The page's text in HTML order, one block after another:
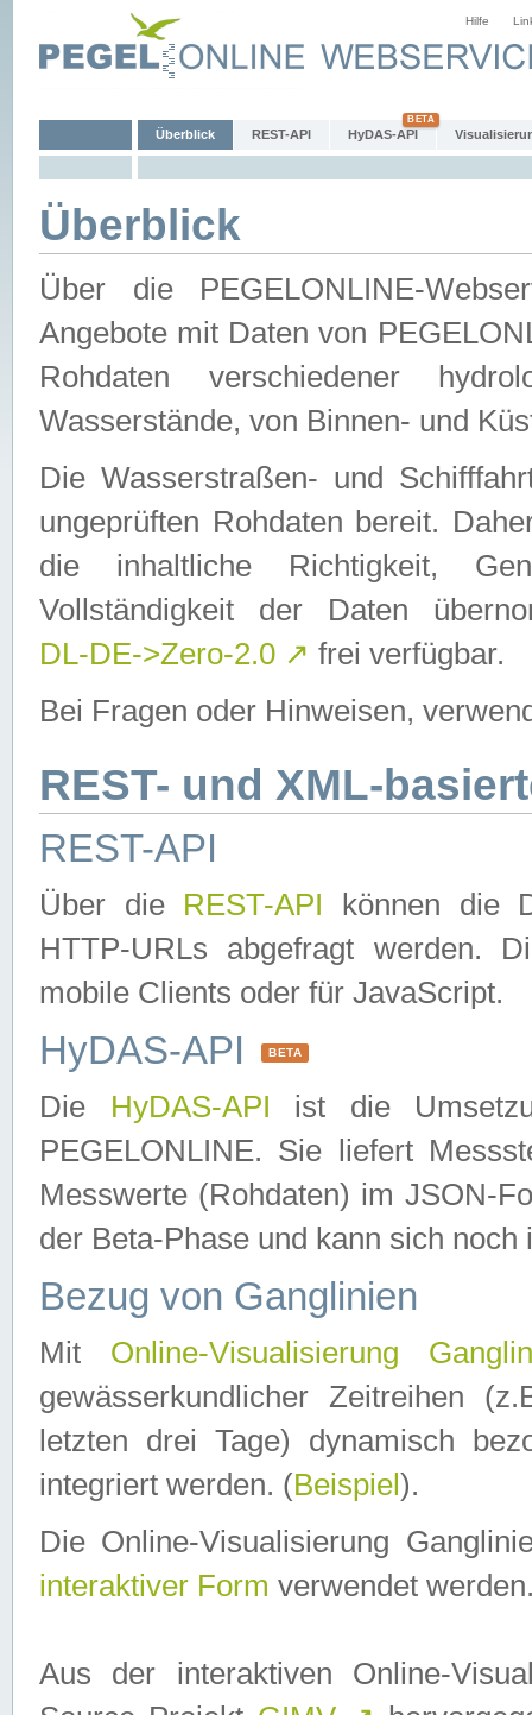
Hilfe
Überblick REST-API HyDAS-API
Überblick
Über die PEGELONLINE-
Angebote mit Daten von
Rohdaten verschiedener
Wasserstände, von Binnen- und
Die Wasserstraßen- und
ungeprüften Rohdaten bereit.
die inhaltliche Richtigkeit,
Vollständigkeit der Daten
DL-DE->Zero-2.0 ↗ frei verfügbar.
Bei Fragen oder Hinweisen,
REST- und XML-
REST-API
Über die REST-API können die
HTTP-URLs abgefragt werden.
mobile Clients oder für JavaScript.
HyDAS-API BETA
Die HyDAS-API ist die
PEGELONLINE. Sie liefert
Messwerte (Rohdaten) im JSON-
der Beta-Phase und kann sich noch
Bezug von Ganglinien
Mit Online-Visualisierung
gewässerkundlicher Zeitreihen
letzten drei Tage) dynamisch
integriert werden. (Beispiel ).
Die Online-Visualisierung
interaktiver Form verwendet
Aus der interaktiven Online-